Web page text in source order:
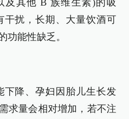
及其他 B 族维生素)的吸
干扰，长期、大量饮酒可
功能性缺乏。
下降、孕妇因胎儿生长发
求量会相对增加，若不注